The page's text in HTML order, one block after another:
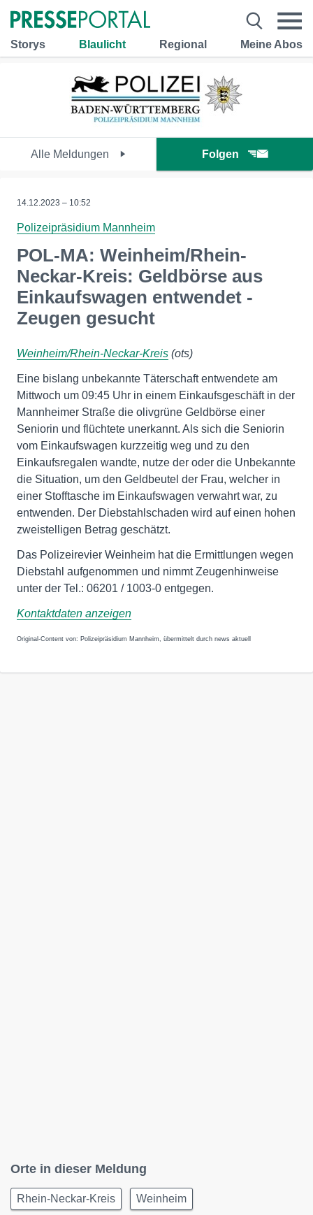
Storys Blaulicht Regional Meine Abos
Alle Meldungen Folgen
14.12.2023 – 10:52
Polizeipräsidium Mannheim
POL-MA: Weinheim/Rhein-
Neckar-Kreis: Geldbörse aus
Einkaufswagen entwendet -
Zeugen gesucht
Weinheim/Rhein-Neckar-Kreis (ots)
Eine bislang unbekannte Täterschaft entwendete am
Mittwoch um 09:45 Uhr in einem Einkaufsgeschäft in der
Mannheimer Straße die olivgrüne Geldbörse einer
Seniorin und flüchtete unerkannt. Als sich die Seniorin
vom Einkaufswagen kurzzeitig weg und zu den
Einkaufsregalen wandte, nutze der oder die Unbekannte
die Situation, um den Geldbeutel der Frau, welcher in
einer Stofftasche im Einkaufswagen verwahrt war, zu
entwenden. Der Diebstahlschaden wird auf einen hohen
zweistelligen Betrag geschätzt.
Das Polizeirevier Weinheim hat die Ermittlungen wegen
Diebstahl aufgenommen und nimmt Zeugenhinweise
unter der Tel.: 06201 / 1003-0 entgegen.
Kontaktdaten anzeigen
Original-Content von: Polizeipräsidium Mannheim, übermittelt durch news aktuell
Orte in dieser Meldung
Rhein-Neckar-Kreis Weinheim